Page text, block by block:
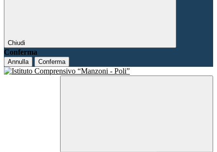
Chiudi
Conferma
Annulla Conferma